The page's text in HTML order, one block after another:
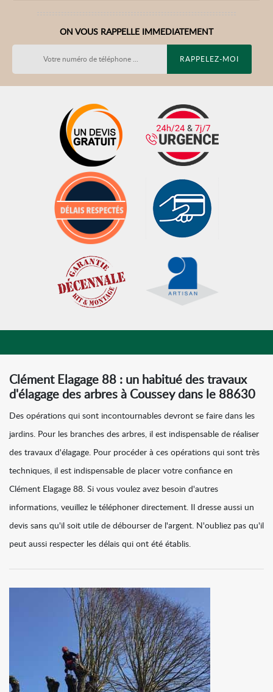
ON VOUS RAPPELLE IMMEDIATEMENT
Clément Elagage 88 : un habitué des travaux
d'élagage des arbres à Coussey dans le 88630
Des opérations qui sont incontournables devront se faire dans les
jardins. Pour les branches des arbres, il est indispensable de réaliser
des travaux d'élagage. Pour procéder à ces opérations qui sont très
techniques, il est indispensable de placer votre confiance en
Clément Elagage 88. Si vous voulez avez besoin d'autres
informations, veuillez le téléphoner directement. Il dresse aussi un
devis sans qu'il soit utile de débourser de l'argent. N'oubliez pas qu'il
peut aussi respecter les délais qui ont été établis.